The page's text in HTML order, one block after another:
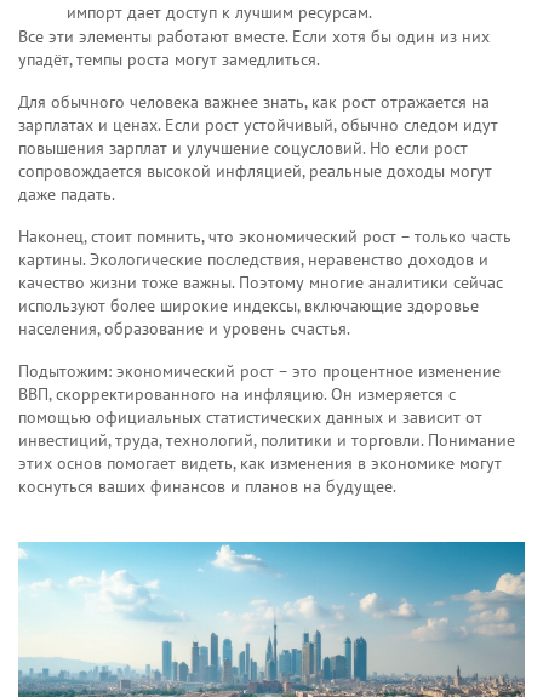
импорт дает доступ к лучшим ресурсам.
Все эти элементы работают вместе. Если хотя бы один из них
упадёт, темпы роста могут замедлиться.
Для обычного человека важнее знать, как рост отражается на
зарплатах и ценах. Если рост устойчивый, обычно следом идут
повышения зарплат и улучшение соцусловий. Но если рост
сопровождается высокой инфляцией, реальные доходы могут
даже падать.
Наконец, стоит помнить, что экономический рост – только часть
картины. Экологические последствия, неравенство доходов и
качество жизни тоже важны. Поэтому многие аналитики сейчас
используют более широкие индексы, включающие здоровье
населения, образование и уровень счастья.
Подытожим: экономический рост – это процентное изменение
ВВП, скорректированного на инфляцию. Он измеряется с
помощью официальных статистических данных и зависит от
инвестиций, труда, технологий, политики и торговли. Понимание
этих основ помогает видеть, как изменения в экономике могут
коснуться ваших финансов и планов на будущее.